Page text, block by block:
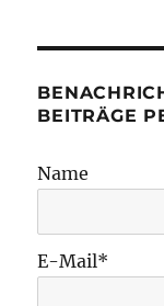
BEITRÄGE
Name
E-Mail*